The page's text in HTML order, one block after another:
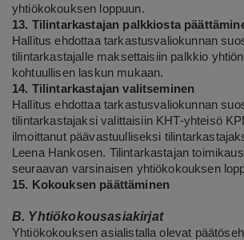
yhtiökokouksen loppuun.
13. Tilintarkastajan palkkiosta
Hallitus ehdottaa tarkastusvaliokunnan
tilintarkastajalle maksettaisiin palkkio
kohtuullisen laskun mukaan.
14. Tilintarkastajan valitseminen
Hallitus ehdottaa tarkastusvaliokunnan
tilintarkastajaksi valittaisiin KHT-yhteisö
ilmoittanut päävastuulliseksi
Leena Hankosen. Tilintarkastajan
seuraavan varsinaisen yhtiökokouksen
15. Kokouksen päättäminen
B. Yhtiökokousasiakirjat
Yhtiökokouksen asialistalla olevat